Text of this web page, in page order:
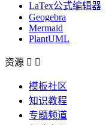
LaTex公式编辑器
Geogebra
Mermaid
PlantUML
资源  
模板社区
知识教程
专题频道